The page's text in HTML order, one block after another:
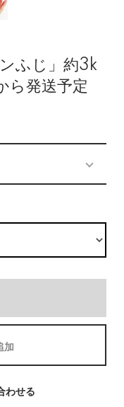
ふじ」約3k
ら発送予定
加
わせる